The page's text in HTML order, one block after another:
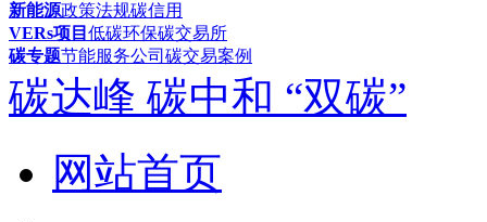
新能源政策法规碳信用
VERs项目 低碳环保碳交易所
碳专题节能服务公司 碳交易案例
碳达峰 碳中和 “双碳”
网站首页